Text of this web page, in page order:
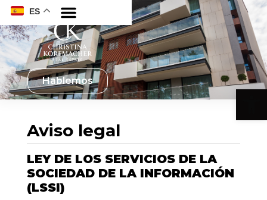
Hablemos
ES
Aviso legal
LEY DE LOS SERVICIOS DE LA
SOCIEDAD DE LA INFORMACIÓN
(LSSI)